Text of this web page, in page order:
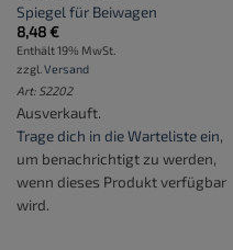
Spiegel für Beiwagen
8,48€
Enthält 19% MwSt.
zzgl. Versand
Art: S2202
Ausverkauft.
Trage dich in die Warteliste ein,
um benachrichtigt zu werden,
wenn dieses Produkt verfügbar
wird.